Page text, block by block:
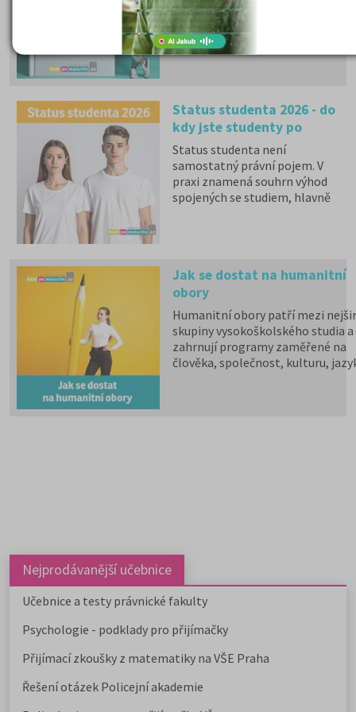
jazykem a zůstává povinná
zkouška z českého jazyka a
literatury. Stáhněte si zdarma
Status studenta 2026 - do
kdy jste studenty po
maturitě?
Status studenta není
samostatný právní pojem. V
praxi znamená souhrn výhod
spojených se studiem, hlavně
Jak se dostat na humanitní
obory
Humanitní obory patří mezi
skupiny vysokoškolského studia a
zahrnují programy zaměřené na
člověka, společnost, kulturu,
dále v nabídce na 9 soukromých
můžete studovat na 9
fakultách, dvou institutech a
vysokých školách od uměleckých
po ekonomické či technické.
Pedagogicky zaměřené obory
nabízejí také soukromé vysoké
školy.
Nejprodávanější učebnice
Učebnice a testy právnické fakulty
Psychologie - podklady pro přijímačky
Přijímací zkoušky z matematiky na VŠE Praha
Řešení otázek Policejní akademie